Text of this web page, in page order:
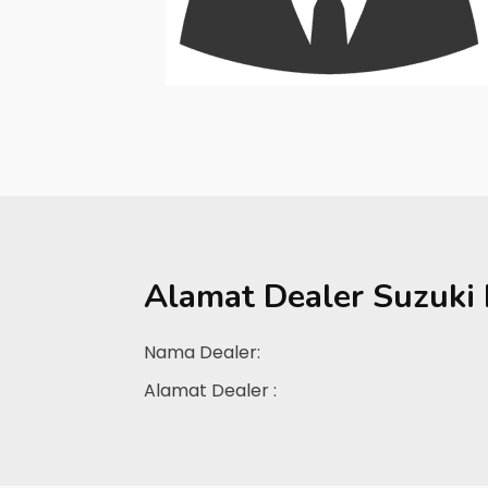
Alamat Dealer Suzuki
Nama Dealer:
Alamat Dealer :